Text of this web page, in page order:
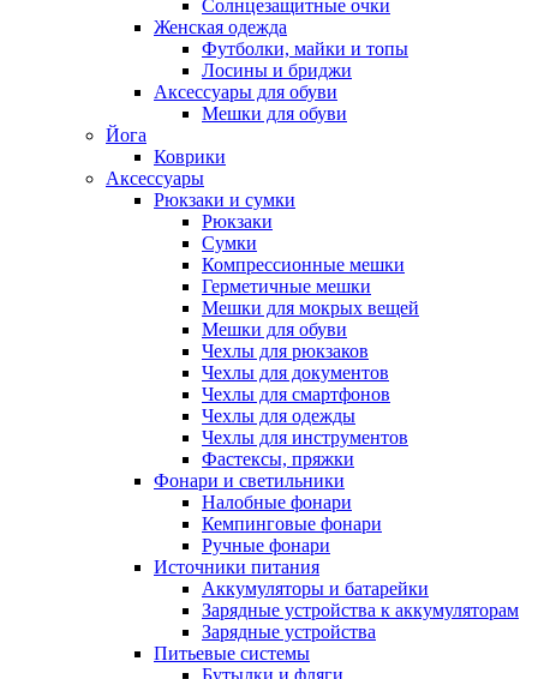
Солнцезащитные очки
Женская одежда
Футболки, майки и топы
Лосины и бриджи
Аксессуары для обуви
Мешки для обуви
Йога
Коврики
Аксессуары
Рюкзаки и сумки
Рюкзаки
Сумки
Компрессионные мешки
Герметичные мешки
Мешки для мокрых вещей
Мешки для обуви
Чехлы для рюкзаков
Чехлы для документов
Чехлы для смартфонов
Чехлы для одежды
Чехлы для инструментов
Фастексы, пряжки
Фонари и светильники
Налобные фонари
Кемпинговые фонари
Ручные фонари
Источники питания
Аккумуляторы и батарейки
Зарядные устройства к аккумуляторам
Зарядные устройства
Питьевые системы
Бутылки и фляги